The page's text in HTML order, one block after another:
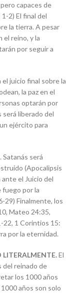
capaces de
2) El final del
la tierra. A pesar
el reino, y la
por seguir a
juicio final sobre la
la paz en el
optarán por
será liberado del
ejército para
será
(Apocalipsis
el Juicio del
fuego por la
29) Finalmente, los
Mateo 24:35,
22, 1 Corintios 15:
por la eternidad.
LITERALMENTE.El
del reinado de
los 1000 años
años son solo